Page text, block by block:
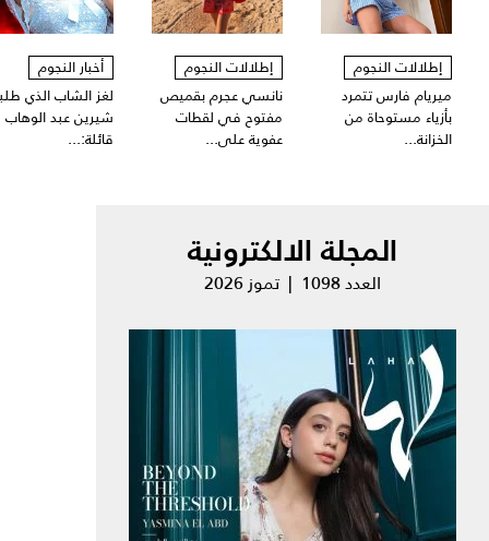
إطلالات النجوم
ميريام فارس تتمرد
بأزياء مستوحاة من
الخزانة...
إطلالات النجوم
نانسي عجرم بقميص
مفتوح في لقطات
عفوية على...
أخبار النجوم
لغز الشاب الذي
شيرين عبد الوهاب
قائلة:...
المجلة الالكترونية
العدد 1098 | تموز 2026